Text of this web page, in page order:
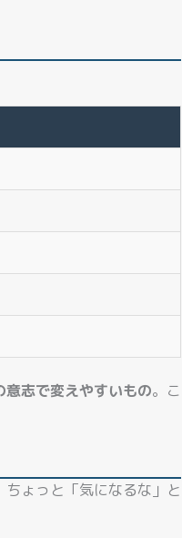
志で変えやすいもの。こ
ょっと「気になるな」と